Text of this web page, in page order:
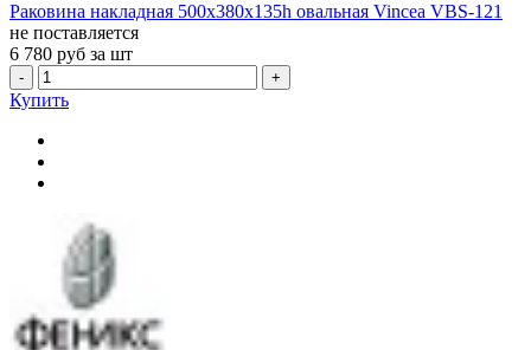
Раковина накладная 500x380x135h овальная Vincea VBS-121
не поставляется
6 780 руб за шт
- +
Купить